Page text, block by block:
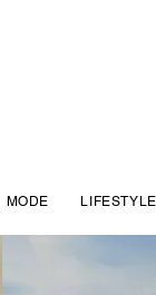
MODE LIFESTYLE